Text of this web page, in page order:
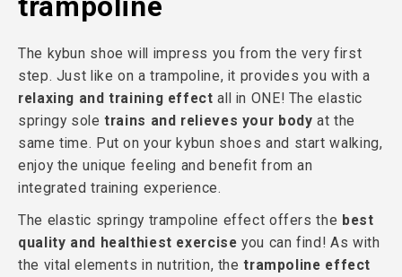
trampoline
The kybun shoe will impress you from the very first
step. Just like on a trampoline, it provides you with a
relaxing and training effect all in ONE! The elastic
springy soletrains and relieves your body at the
same time. Put on your kybun shoes and start walking,
enjoy the unique feeling and benefit from an
integrated training experience.
The elastic springy trampoline effect offers the best
quality and healthiest exercise you can find! As with
the vital elements in nutrition, thetrampoline effect